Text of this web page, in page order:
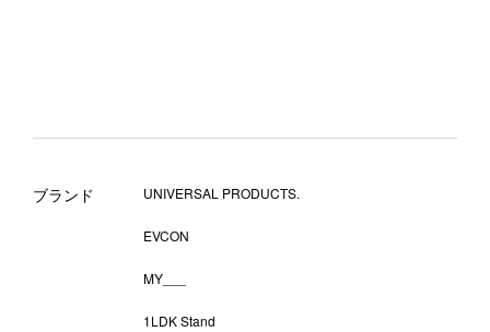
ブランド UNIVERSAL PRODUCTS.
EVCON
MY___
1LDK Stand